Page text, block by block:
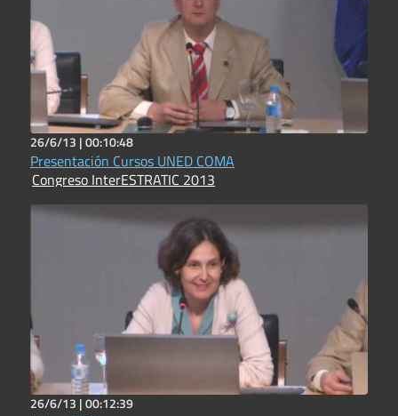
26/6/13 |00:10:48
Presentación Cursos UNED COMA
Congreso InterESTRATIC 2013
26/6/13 |00:12:39